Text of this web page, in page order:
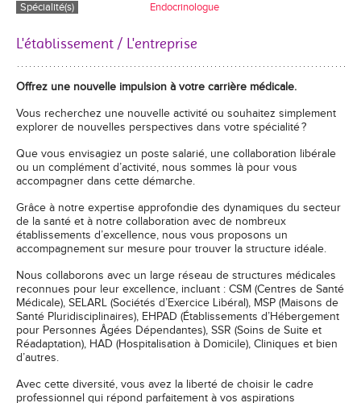
Spécialité(s)
Endocrinologue
L'établissement / L'entreprise
Offrez une nouvelle impulsion à votre carrière médicale.
Vous recherchez une nouvelle activité ou souhaitez simplement
explorer de nouvelles perspectives dans votre spécialité ?
Que vous envisagiez un poste salarié, une collaboration libérale
ou un complément d’activité, nous sommes là pour vous
accompagner dans cette démarche.
Grâce à notre expertise approfondie des dynamiques du secteur
de la santé et à notre collaboration avec de nombreux
établissements d’excellence, nous vous proposons un
accompagnement sur mesure pour trouver la structure idéale.
Nous collaborons avec un large réseau de structures médicales
reconnues pour leur excellence, incluant : CSM (Centres de Santé
Médicale), SELARL (Sociétés d’Exercice Libéral), MSP (Maisons de
Santé Pluridisciplinaires), EHPAD (Établissements d’Hébergement
pour Personnes Âgées Dépendantes), SSR (Soins de Suite et
Réadaptation), HAD (Hospitalisation à Domicile), Cliniques et bien
d’autres.
Avec cette diversité, vous avez la liberté de choisir le cadre
professionnel qui répond parfaitement à vos aspirations